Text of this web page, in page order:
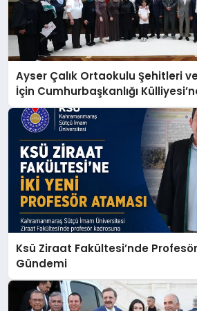
Ayser Çalık Ortaokulu Şehitleri
İçin Cumhurbaşkanlığı
Ksü Ziraat Fakültesi’nde
Gündemi